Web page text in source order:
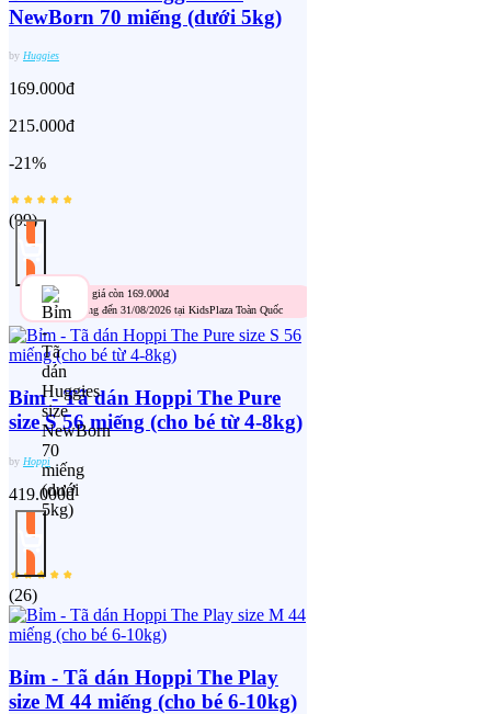
NewBorn 70 miếng (dưới 5kg)
by Huggies
169.000đ
215.000đ
-21%
(99)
Mua 1 giá còn 169.000đ
Áp dụng đến 31/08/2026 tại KidsPlaza Toàn Quốc
Bỉm - Tã dán Hoppi The Pure
size S 56 miếng (cho bé từ 4-8kg)
by Hoppi
419.000đ
(26)
Bỉm - Tã dán Hoppi The Play
size M 44 miếng (cho bé 6-10kg)